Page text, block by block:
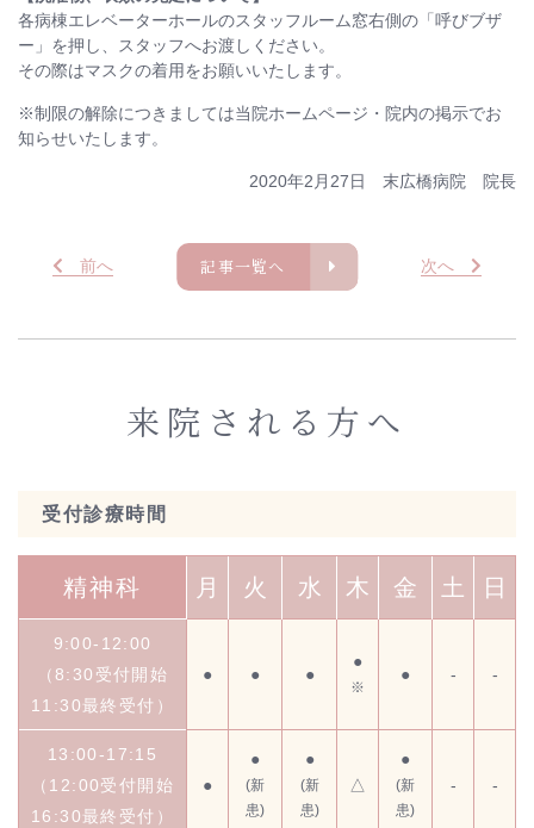
各病棟エレベーターホールのスタッフルーム窓右側の「呼びブザ
ー」を押し、スタッフへお渡しください。
その際はマスクの着用をお願いいたします。
※制限の解除につきましては当院ホームページ・院内の掲示でお
知らせいたします。
2020年2月27日 末広橋病院 院長
前へ 記事一覧へ 次へ
来院される方へ
受付診療時間
精神科 月 火 水 木 金 土 日
9:00-12:00
（8:30受付開始
11:30最終受付）
● ● ●
●
※
● - -
13:00-17:15
（12:00受付開始
16:30最終受付）
●
●
(新
患)
●
(新
患)
△
●
(新
患)
- -